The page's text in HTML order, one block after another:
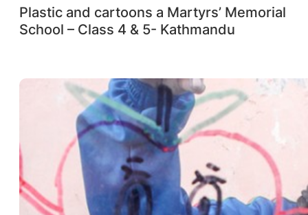
Plastic and cartoons a Martyrs’ Memorial
School – Class 4 & 5- Kathmandu